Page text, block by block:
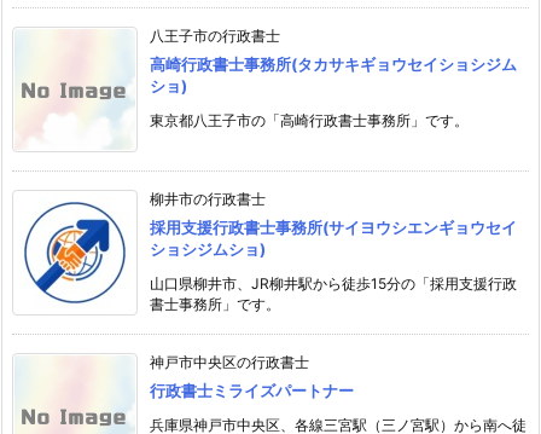
八王子市の行政書士
高崎行政書士事務所(タカサキギョウセイショシジム
ショ)
東京都八王子市の「高崎行政書士事務所」です。
柳井市の行政書士
採用支援行政書士事務所(サイヨウシエンギョウセイ
ショシジムショ)
山口県柳井市、JR柳井駅から徒歩15分の「採用支援行政
書士事務所」です。
神戸市中央区の行政書士
行政書士ミライズパートナー
兵庫県神戸市中央区、各線三宮駅（三ノ宮駅）から南へ徒